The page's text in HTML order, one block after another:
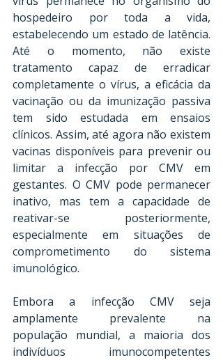
hospedeiro por toda a vida,
estabelecendo um estado de latência.
Até o momento, não existe
tratamento capaz de erradicar
completamente o vírus, a eficácia da
vacinação ou da imunização passiva
tem sido estudada em ensaios
clínicos. Assim, até agora não existem
vacinas disponíveis para prevenir ou
limitar a infecção por CMV em
gestantes. O CMV pode permanecer
inativo, mas tem a capacidade de
reativar-se posteriormente,
especialmente em situações de
comprometimento do sistema
imunológico.
Embora a infecção CMV seja
amplamente prevalente na
população mundial, a maioria dos
indivíduos imunocompetentes